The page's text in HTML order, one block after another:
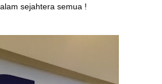
sejahtera semua !